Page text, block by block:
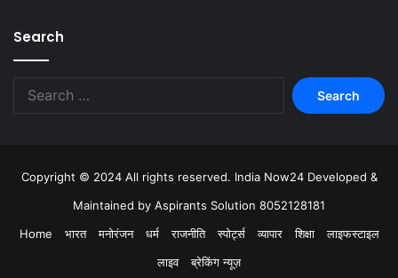
Search
Copyright © 2024 All rights reserved. India Now24 Developed &
Maintained by Aspirants Solution 8052128181
Home
भारत मनोरंजन धर्म राजनीति स्पोर्ट्स व्यापार शिक्षा
लाइफस्टाइल
लाइव
ब्रेकिंग न्यूज़